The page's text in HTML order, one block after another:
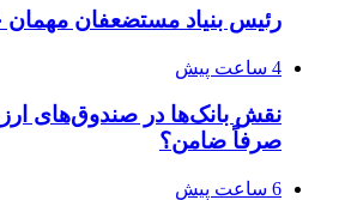
رئیس بنیاد مستضعفان
4 ساعت پیش
نقش بانک‌ها در صندوق‌های
صرفاً ضامن؟
6 ساعت پیش